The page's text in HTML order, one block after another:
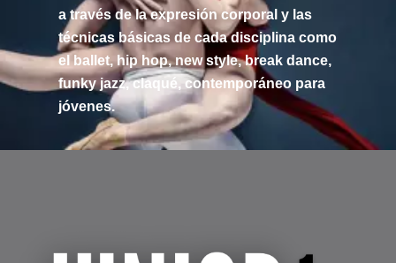
a través de la expresión corporal y las
técnicas básicas de cada disciplina como
el
ballet, hip hop,new style,break dance,
funky jazz,claqué, contemporáneo para
jóvenes.